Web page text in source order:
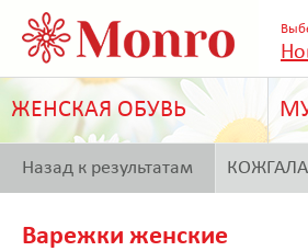
ЖЕНСКАЯ ОБУВЬ
Назад к результатам
Варежки женские